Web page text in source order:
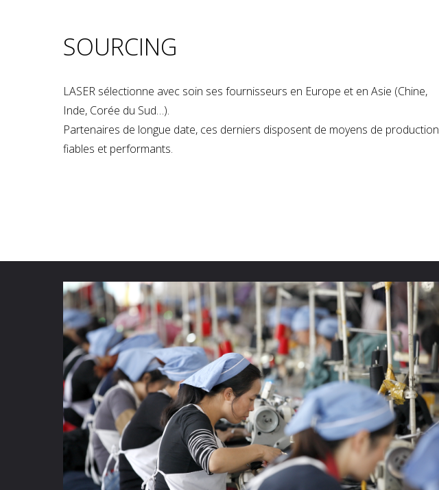
SOURCING
LASER sélectionne avec soin ses fournisseurs en Europe et en Asie (Chine,
Inde, Corée du Sud…).
Partenaires de longue date, ces derniers disposent de moyens de production
fiables et performants.